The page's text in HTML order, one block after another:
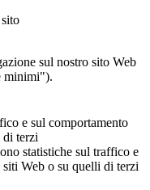
sul nostro sito Web
minimi").
e sul comportamento
di terzi
statistiche sul traffico e
Web o su quelli di terzi